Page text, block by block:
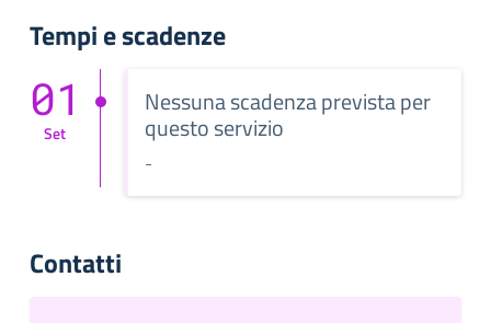
Tempi e scadenze
01
Set
Nessuna scadenza prevista per
questo servizio
-
Contatti